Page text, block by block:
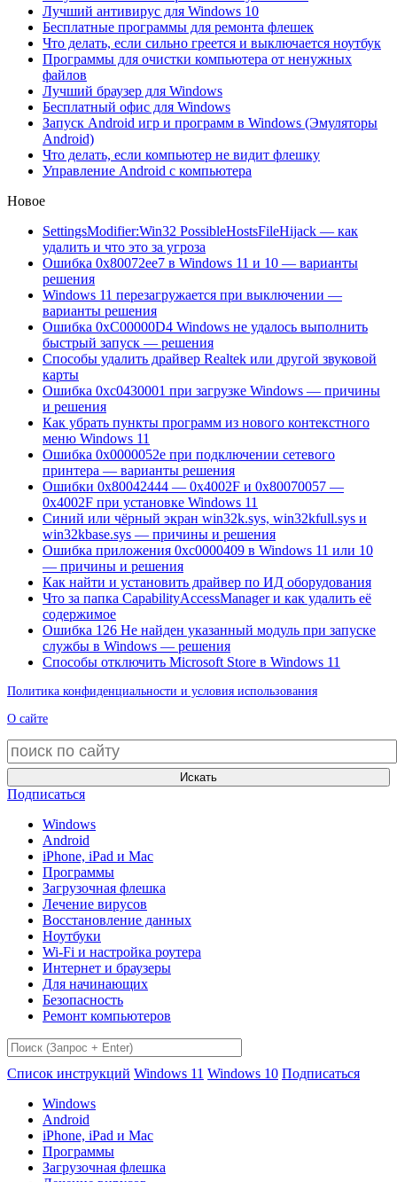
Лучший антивирус для Windows 10
Бесплатные программы для ремонта флешек
Что делать, если сильно греется и выключается ноутбук
Программы для очистки компьютера от ненужных
файлов
Лучший браузер для Windows
Бесплатный офис для Windows
Запуск Android игр и программ в Windows (Эмуляторы
Android)
Что делать, если компьютер не видит флешку
Управление Android с компьютера
Новое
SettingsModifier:Win32 PossibleHostsFileHijack — как
удалить и что это за угроза
Ошибка 0x80072ee7 в Windows 11 и 10 — варианты
решения
Windows 11 перезагружается при выключении —
варианты решения
Ошибка 0xC00000D4 Windows не удалось выполнить
быстрый запуск — решения
Способы удалить драйвер Realtek или другой звуковой
карты
Ошибка 0xc0430001 при загрузке Windows — причины
и решения
Как убрать пункты программ из нового контекстного
меню Windows 11
Ошибка 0x0000052e при подключении сетевого
принтера — варианты решения
Ошибки 0x80042444 — 0x4002F и 0x80070057 —
0x4002F при установке Windows 11
Синий или чёрный экран win32k.sys, win32kfull.sys и
win32kbase.sys — причины и решения
Ошибка приложения 0xc0000409 в Windows 11 или 10
— причины и решения
Как найти и установить драйвер по ИД оборудования
Что за папка CapabilityAccessManager и как удалить её
содержимое
Ошибка 126 Не найден указанный модуль при запуске
службы в Windows — решения
Способы отключить Microsoft Store в Windows 11
Политика конфиденциальности и условия использования
О сайте
Искать
Подписаться
Windows
Android
iPhone, iPad и Mac
Программы
Загрузочная флешка
Лечение вирусов
Восстановление данных
Ноутбуки
Wi-Fi и настройка роутера
Интернет и браузеры
Для начинающих
Безопасность
Ремонт компьютеров
Список инструкций Windows 11 Windows 10 Подписаться
Windows
Android
iPhone, iPad и Mac
Программы
Загрузочная флешка